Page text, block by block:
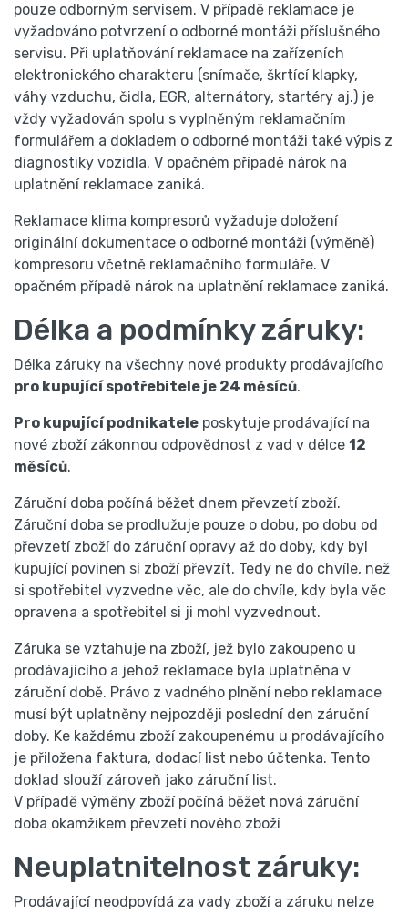
pouze odborným servisem. V případě reklamace je
vyžadováno potvrzení o odborné montáži příslušného
servisu. Při uplatňování reklamace na zařízeních
elektronického charakteru (snímače, škrtící klapky,
váhy vzduchu, čidla, EGR, alternátory, startéry aj.) je
vždy vyžadován spolu s vyplněným reklamačním
formulářem a dokladem o odborné montáži také výpis z
diagnostiky vozidla. V opačném případě nárok na
uplatnění reklamace zaniká.
Reklamace klima kompresorů vyžaduje doložení
originální dokumentace o odborné montáži (výměně)
kompresoru včetně reklamačního formuláře. V
opačném případě nárok na uplatnění reklamace zaniká.
Délka a podmínky záruky:
Délka záruky na všechny nové produkty prodávajícího
pro kupující spotřebitele je 24 měsíců.
Pro kupující podnikatele poskytuje prodávající na
nové zboží zákonnou odpovědnost z vad v délce 12
měsíců.
Záruční doba počíná běžet dnem převzetí zboží.
Záruční doba se prodlužuje pouze o dobu, po dobu od
převzetí zboží do záruční opravy až do doby, kdy byl
kupující povinen si zboží převzít. Tedy ne do chvíle, než
si spotřebitel vyzvedne věc, ale do chvíle, kdy byla věc
opravena a spotřebitel si ji mohl vyzvednout.
Záruka se vztahuje na zboží, jež bylo zakoupeno u
prodávajícího a jehož reklamace byla uplatněna v
záruční době. Právo z vadného plnění nebo reklamace
musí být uplatněny nejpozději poslední den záruční
doby. Ke každému zboží zakoupenému u prodávajícího
je přiložena faktura, dodací list nebo účtenka. Tento
doklad slouží zároveň jako záruční list.
V případě výměny zboží počíná běžet nová záruční
doba okamžikem převzetí nového zboží
Neuplatnitelnost záruky:
Prodávající neodpovídá za vady zboží a záruku nelze